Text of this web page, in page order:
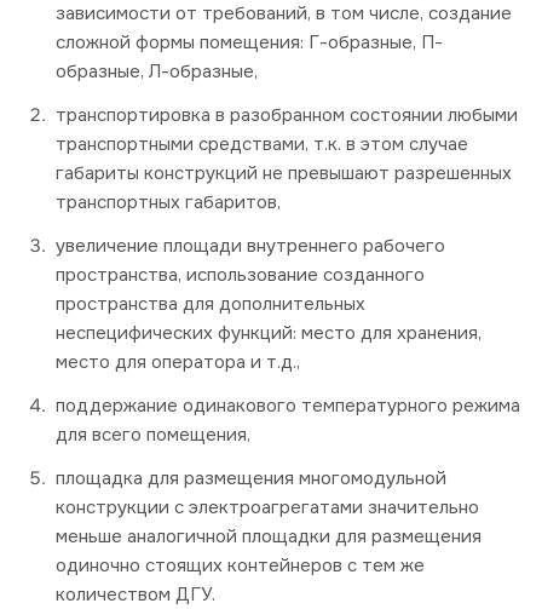
зависимости от требований, в том числе, создание
сложной формы помещения: Г-образные, П-
образные, Л-образные,
транспортировка в разобранном состоянии любыми
транспортными средствами, т.к. в этом случае
габариты конструкций не превышают разрешенных
транспортных габаритов,
увеличение площади внутреннего рабочего
пространства, использование созданного
пространства для дополнительных
неспецифических функций: место для хранения,
место для оператора и т.д.,
поддержание одинакового температурного режима
для всего помещения,
площадка для размещения многомодульной
конструкции с электроагрегатами значительно
меньше аналогичной площадки для размещения
одиночно стоящих контейнеров с тем же
количеством ДГУ.